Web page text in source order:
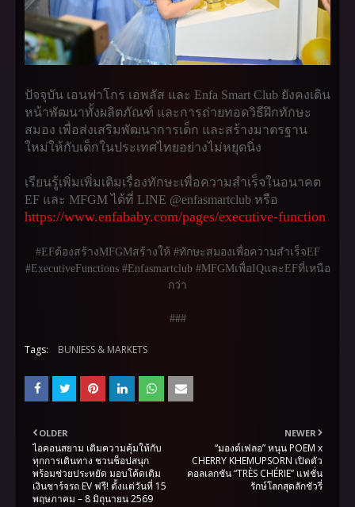
ปัจจุบัน เอนฟาโกร เอพลัส และ Enfa Smart Club ยังคงเดิน
หน้าพัฒนาทั้งผลิตภัณฑ์ และการถ่ายทอดวิธีฝึกทักษะ
สมอง เพื่อส่งเสริมพัฒนาการเด็ก และสร้างมาตรฐาน
ใหม่ให้กับเด็กในประเทศไทยอย่างไม่หยุดนิ่ง
เรียนรู้เพิ่มเพิ่มเติมเรื่องทักษะเพื่อความสำเร็จในอนาคต
EF และ MFGM ได้ที่ LINE @enfasmartclub หรือ
https://www.enfababy.com/pages/executive-function
#EFต้องสร้างMFGMสร้างให้ #ทักษะสมองเพื่อความสำเร็จEF
#ExecutiveFunctions #Enfasmartclub #MFGMเพื่อIQและEFที่เหนือ
กว่า
###
Tags: BUNIESS & MARKETS
NEWER
“มองต์เฟลอ” หนุน POEM x
CHERRY KHEMUPSORN เปิดตัว
คอลเลกชัน “TRÈS CHÉRIE” แฟชั่น
รักษ์โลกสุดลักชัวรี่
OLDER
ไอคอนสยาม เติมความคุ้มให้กับ
ทุกการเดินทาง ชวนช็อปสนุก
พร้อมช่วยประหยัด มอบโค้ดเติม
เงินชาร์จรถ EV ฟรี! ตั้งแต่วันที่ 15
พฤษภาคม – 8 มิถุนายน 2569